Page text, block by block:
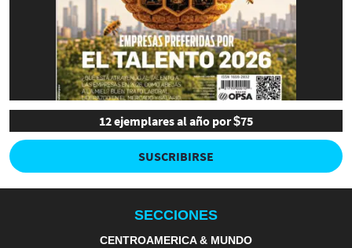
12 ejemplares al año por $75
SUSCRIBIRSE
SECCIONES
CENTROAMERICA & MUNDO